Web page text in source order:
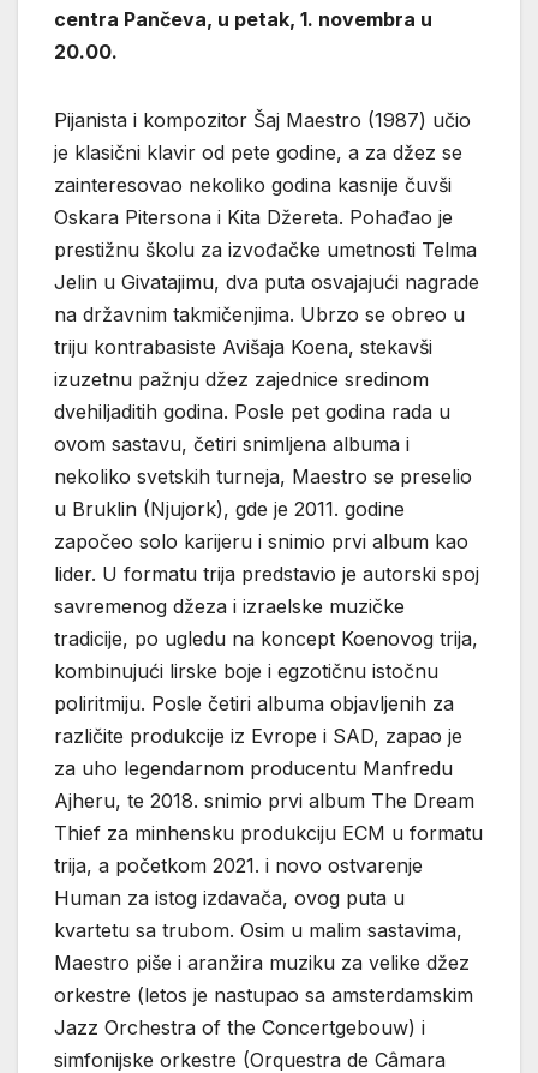
centra Pančeva, u petak, 1. novembra u
20.00.
Pijanista i kompozitor Šaj Maestro (1987) učio
je klasični klavir od pete godine, a za džez se
zainteresovao nekoliko godina kasnije čuvši
Oskara Pitersona i Kita Džereta. Pohađao je
prestižnu školu za izvođačke umetnosti Telma
Jelin u Givatajimu, dva puta osvajajući nagrade
na državnim takmičenjima. Ubrzo se obreo u
triju kontrabasiste Avišaja Koena, stekavši
izuzetnu pažnju džez zajednice sredinom
dvehiljaditih godina. Posle pet godina rada u
ovom sastavu, četiri snimljena albuma i
nekoliko svetskih turneja, Maestro se preselio
u Bruklin (Njujork), gde je 2011. godine
započeo solo karijeru i snimio prvi album kao
lider. U formatu trija predstavio je autorski spoj
savremenog džeza i izraelske muzičke
tradicije, po ugledu na koncept Koenovog trija,
kombinujući lirske boje i egzotičnu istočnu
poliritmiju. Posle četiri albuma objavljenih za
različite produkcije iz Evrope i SAD, zapao je
za uho legendarnom producentu Manfredu
Ajheru, te 2018. snimio prvi album The Dream
Thief za minhensku produkciju ECM u formatu
trija, a početkom 2021. i novo ostvarenje
Human za istog izdavača, ovog puta u
kvartetu sa trubom. Osim u malim sastavima,
Maestro piše i aranžira muziku za velike džez
orkestre (letos je nastupao sa amsterdamskim
Jazz Orchestra of the Concertgebouw) i
simfonijske orkestre (Orquestra de Câmara